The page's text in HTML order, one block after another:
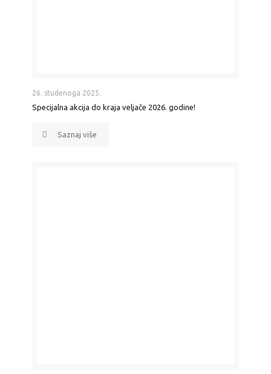
26. studenoga 2025.
Specijalna akcija do kraja veljače 2026. godine!
Saznaj više